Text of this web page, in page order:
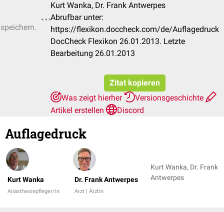
Kurt Wanka, Dr. Frank Antwerpes
Abrufbar unter:
https://flexikon.doccheck.com/de/Auflagedruck
DocCheck Flexikon 26.01.2013. Letzte
Bearbeitung 26.01.2013
Zitat kopieren
Was zeigt hierher
Versionsgeschichte
Artikel erstellen
Discord
Auflagedruck
Kurt Wanka
Anästhesiepfleger/in
Dr. Frank Antwerpes
Arzt | Ärztin
Kurt Wanka, Dr. Frank
Antwerpes